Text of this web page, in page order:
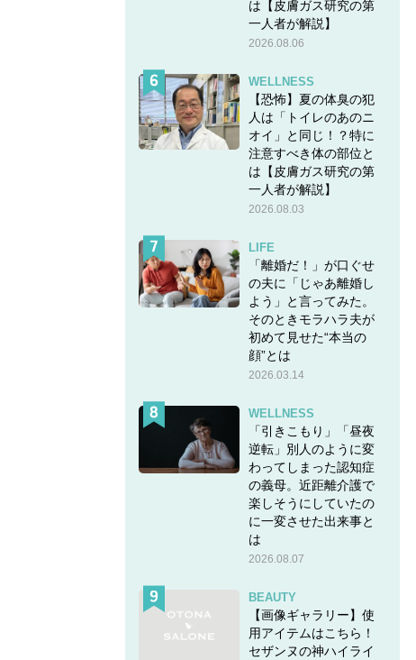
は【皮膚ガス研究の第
一人者が解説】
2026.08.06
WELLNESS
【恐怖】夏の体臭の犯
人は「トイレのあのニ
オイ」と同じ！？特に
注意すべき体の部位と
は【皮膚ガス研究の第
一人者が解説】
2026.08.03
LIFE
「離婚だ！」が口ぐせ
の夫に「じゃあ離婚し
よう」と言ってみた。
そのときモラハラ夫が
初めて見せた“本当の
顔”とは
2026.03.14
WELLNESS
「引きこもり」「昼夜
逆転」別人のように変
わってしまった認知症
の義母。近距離介護で
楽しそうにしていたの
に一変させた出来事と
は
2026.08.07
BEAUTY
【画像ギャラリー】使
用アイテムはこちら！
セザンヌの神ハイライ